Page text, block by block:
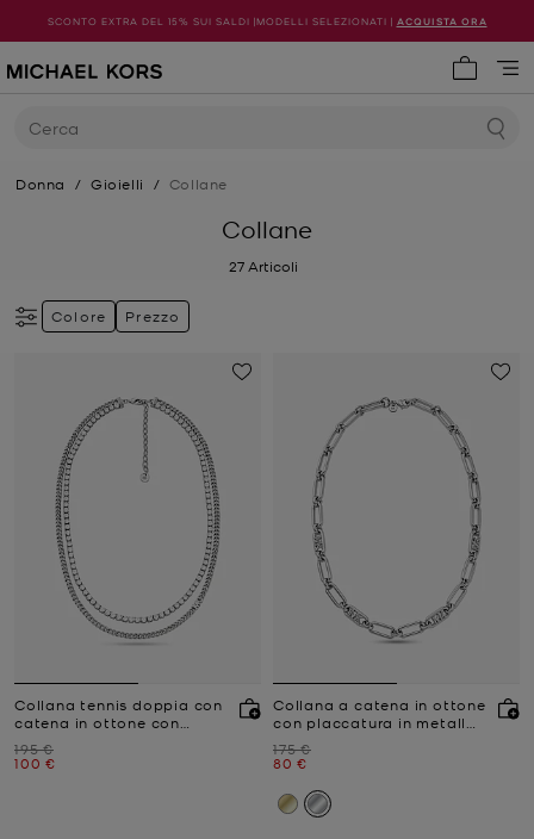
SCONTO EXTRA DEL 15% SUI SALDI |MODELLI SELEZIONATI | ACQUISTA ORA
Cerca
Donna / Gioielli / Collane
Collane
27 Articoli
Colore Prezzo
Collana tennis doppia con
catena in ottone con
prezioso
Prezzo iniziale
195 €
Prezzo attuale
100 €
Collana a catena in ottone
con placcatura in metallo
Prezzo iniziale
175 €
Prezzo attuale
80 €